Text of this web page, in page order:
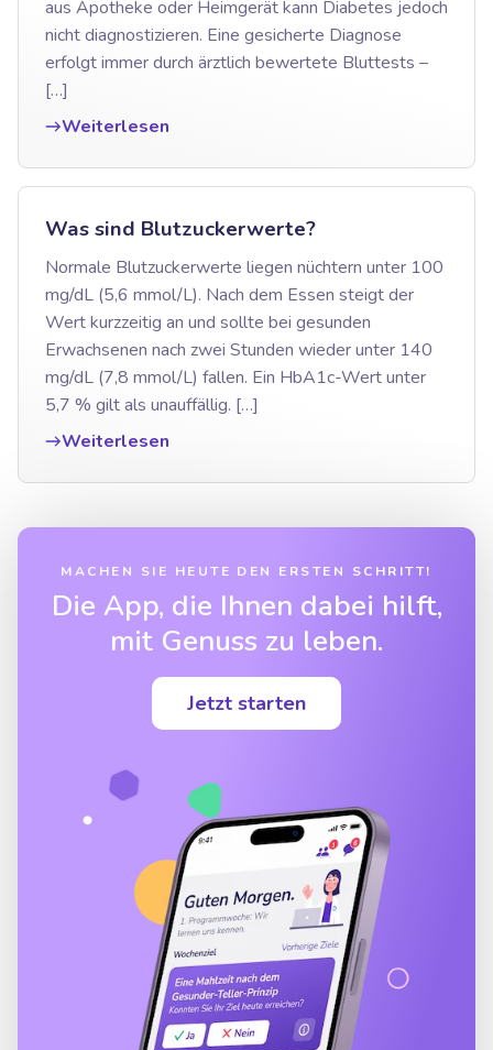
aus Apotheke oder Heimgerät kann Diabetes jedoch
nicht diagnostizieren. Eine gesicherte Diagnose
erfolgt immer durch ärztlich bewertete Bluttests –
[…]
Weiterlesen
Was sind Blutzuckerwerte?
Normale Blutzuckerwerte liegen nüchtern unter 100
mg/dL (5,6 mmol/L). Nach dem Essen steigt der
Wert kurzzeitig an und sollte bei gesunden
Erwachsenen nach zwei Stunden wieder unter 140
mg/dL (7,8 mmol/L) fallen. Ein HbA1c-Wert unter
5,7 % gilt als unauffällig. […]
Weiterlesen
MACHEN SIE HEUTE DEN ERSTEN SCHRITT!
Die App, die Ihnen dabei hilft,
mit Genuss zu leben.
Jetzt starten